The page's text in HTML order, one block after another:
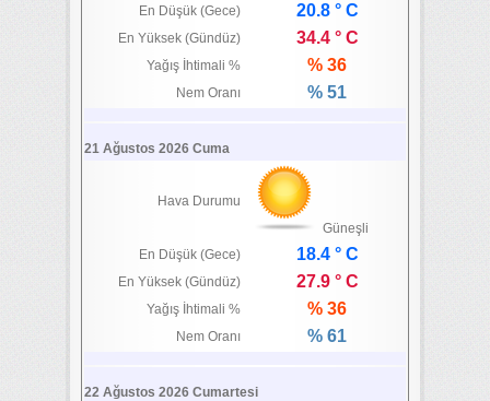
En Düşük (Gece)
20.8 ° C
En Yüksek (Gündüz) 34.4 ° C
Yağış İhtimali % % 36
Nem Oranı % 51
21 Ağustos 2026 Cuma
Hava Durumu
Güneşli
En Düşük (Gece)
18.4 ° C
En Yüksek (Gündüz) 27.9 ° C
Yağış İhtimali % % 36
Nem Oranı % 61
22 Ağustos 2026 Cumartesi